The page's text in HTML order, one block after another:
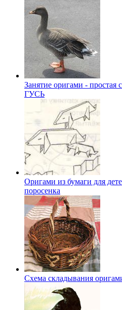
Занятие оригами - простая
ГУСЬ
Оригами из бумаги для
поросенка
Схема складывания